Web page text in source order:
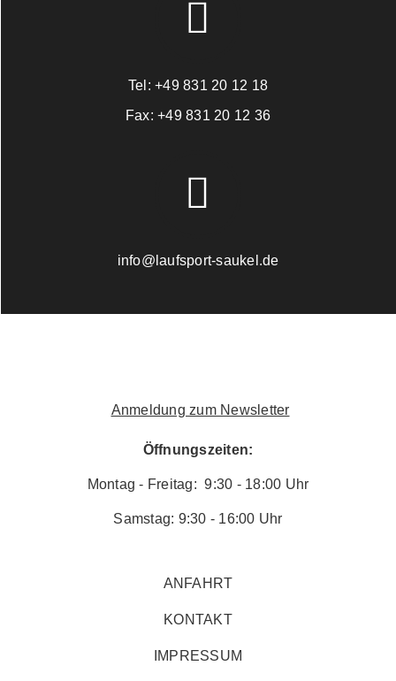
Tel: +49 831 20 12 18
Fax: +49 831 20 12 36
info@laufsport-saukel.de
Anmeldung zum Newsletter
Öffnungszeiten:
Montag - Freitag: 9:30 - 18:00 Uhr
Samstag: 9:30 - 16:00 Uhr
ANFAHRT
KONTAKT
IMPRESSUM